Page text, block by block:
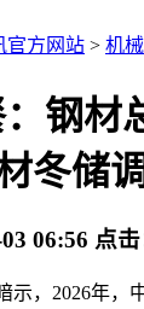
官方网站 > 机
钢材
冬储调
06:56 点击
，2026年，